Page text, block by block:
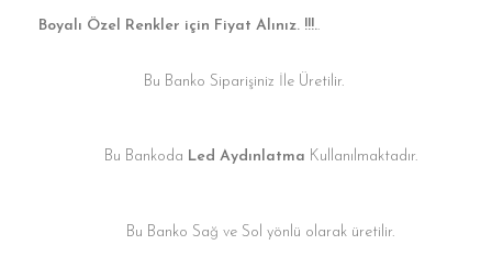
Boyalı Özel Renkler için Fiyat Alınız. !!!..
Bu Banko Siparişiniz İle Üretilir.
Bu Bankoda Led Aydınlatma Kullanılmaktadır.
Bu Banko Sağ ve Sol yönlü olarak üretilir.